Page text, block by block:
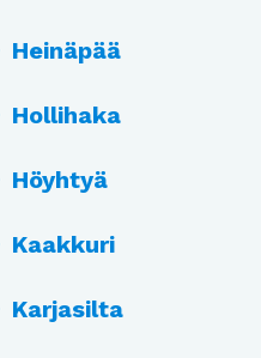
Heinäpää
Hollihaka
Höyhtyä
Kaakkuri
Karjasilta